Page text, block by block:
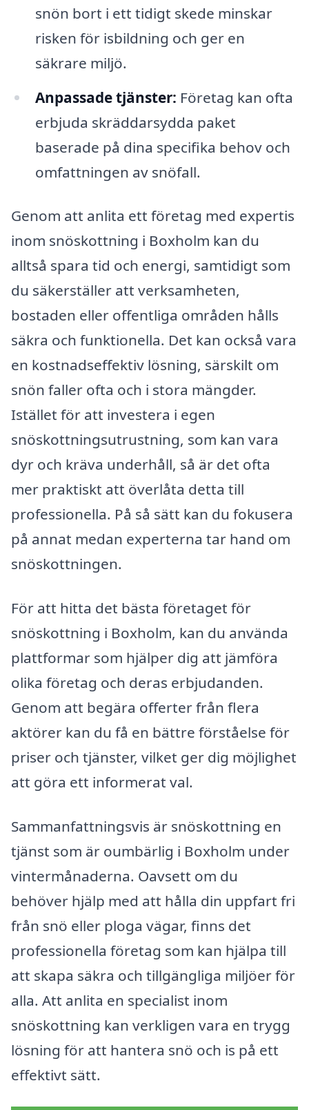
snön bort i ett tidigt skede minskar
risken för isbildning och ger en
säkrare miljö.
Anpassade tjänster: Företag kan ofta
erbjuda skräddarsydda paket
baserade på dina specifika behov och
omfattningen av snöfall.
Genom att anlita ett företag med expertis
inom snöskottning i Boxholm kan du
alltså spara tid och energi, samtidigt som
du säkerställer att verksamheten,
bostaden eller offentliga områden hålls
säkra och funktionella. Det kan också vara
en kostnadseffektiv lösning, särskilt om
snön faller ofta och i stora mängder.
Istället för att investera i egen
snöskottningsutrustning, som kan vara
dyr och kräva underhåll, så är det ofta
mer praktiskt att överlåta detta till
professionella. På så sätt kan du fokusera
på annat medan experterna tar hand om
snöskottningen.
För att hitta det bästa företaget för
snöskottning i Boxholm, kan du använda
plattformar som hjälper dig att jämföra
olika företag och deras erbjudanden.
Genom att begära offerter från flera
aktörer kan du få en bättre förståelse för
priser och tjänster, vilket ger dig möjlighet
att göra ett informerat val.
Sammanfattningsvis är snöskottning en
tjänst som är oumbärlig i Boxholm under
vintermånaderna. Oavsett om du
behöver hjälp med att hålla din uppfart fri
från snö eller ploga vägar, finns det
professionella företag som kan hjälpa till
att skapa säkra och tillgängliga miljöer för
alla. Att anlita en specialist inom
snöskottning kan verkligen vara en trygg
lösning för att hantera snö och is på ett
effektivt sätt.